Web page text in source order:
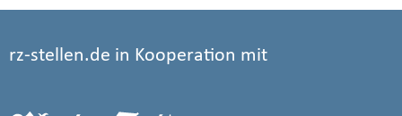
rz-stellen.de in Kooperation mit